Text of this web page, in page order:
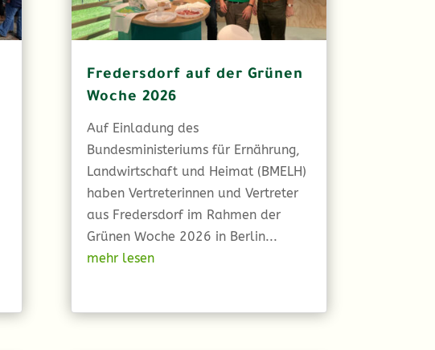
Fredersdorf auf der Grünen
Woche 2026
Auf Einladung des
Bundesministeriums für Ernährung,
Landwirtschaft und Heimat (BMELH)
haben Vertreterinnen und Vertreter
aus Fredersdorf im Rahmen der
Grünen Woche 2026 in Berlin...
mehr lesen